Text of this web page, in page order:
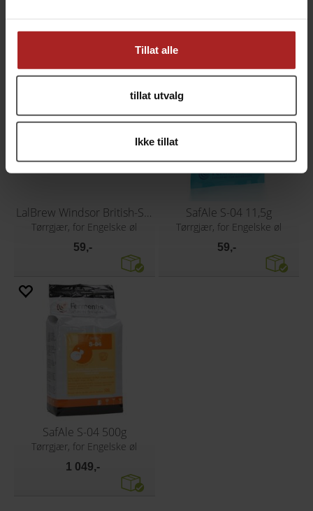
Tillat alle
tillat utvalg
Ikke tillat
ALTERNATIVER
LalBrew Windsor British-Style Ale 11g
Tørrgjær, for Engelske øl
59,-
SafAle S-04 11,5g
Tørrgjær, for Engelske øl
59,-
SafAle S-04 500g
Tørrgjær, for Engelske øl
1 049,-